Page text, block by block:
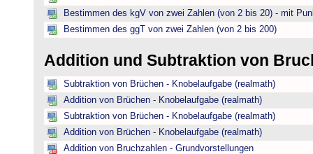
Bestimmen des kgV von zwei Zahlen (von 2 bis 20) - mit
Bestimmen des ggT von zwei Zahlen (von 2 bis 200)
Addition und Subtraktion von
Subtraktion von Brüchen - Knobelaufgabe (realmath)
Addition von Brüchen - Knobelaufgabe (realmath)
Subtraktion von Brüchen - Knobelaufgabe (realmath)
Addition von Brüchen - Knobelaufgabe (realmath)
Addition von Bruchzahlen - Grundvorstellungen